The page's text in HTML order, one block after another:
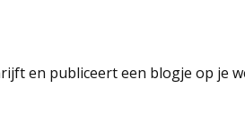
en publiceert een blogje op je